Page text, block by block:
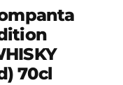
70cl